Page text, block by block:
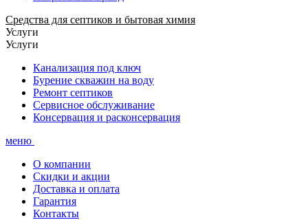
Средства для септиков и бытовая химия
Услуги
Услуги
Канализация под ключ
Бурение скважин на воду
Ремонт септиков
Сервисное обслуживание
Консервация и расконсервация
меню
О компании
Скидки и акции
Доставка и оплата
Гарантия
Контакты